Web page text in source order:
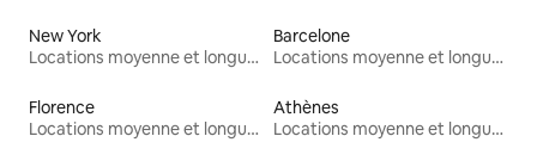
New York
Locations moyenne et longue durée
Barcelone
Locations moyenne et longue durée
Florence
Locations moyenne et longue durée
Athènes
Locations moyenne et longue durée